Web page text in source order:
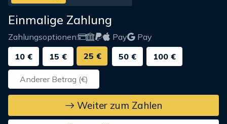
Einmalige Zahlung
Zahlungsoptionen: Pay
Pay
10 €
15 € 25 € 50 € 100 €
Weiter zum Zahlen